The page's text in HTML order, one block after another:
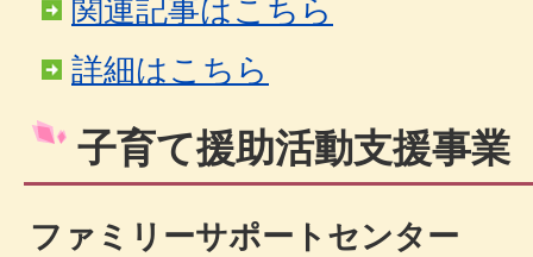
関連記事はこちら
詳細はこちら
子育て援助活動支援事業
ファミリーサポートセンター